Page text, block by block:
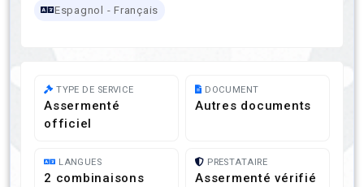
Espagnol - Français
TYPE DE SERVICE
Assermenté
officiel
DOCUMENT
Autres documents
LANGUES
2 combinaisons
PRESTATAIRE
Assermenté vérifié